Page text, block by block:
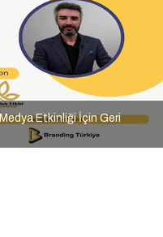
Etkinliği İçin Geri